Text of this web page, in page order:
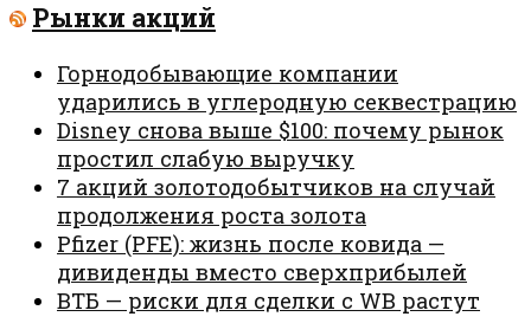
Рынки акций
Горнодобывающие компании
ударились в углеродную секвестрацию
Disney снова выше $100: почему рынок
простил слабую выручку
7 акций золотодобытчиков на случай
продолжения роста золота
Pfizer (PFE): жизнь после ковида —
дивиденды вместо сверхприбылей
ВТБ — риски для сделки с WB растут